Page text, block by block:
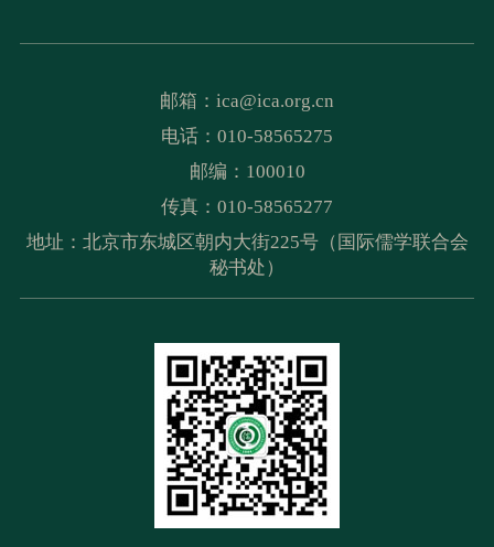
邮箱： ica@ica.org.cn
电话：010-58565275
邮编：100010
传真：010-58565277
地址：北京市东城区朝内大街225号（国际儒学联合会
秘书处）